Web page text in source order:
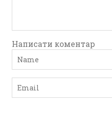
Написати коментар